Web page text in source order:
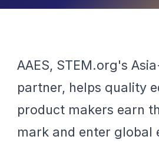
AAES, STEM.org's
partner, helps quality
product makers earn
mark and enter global